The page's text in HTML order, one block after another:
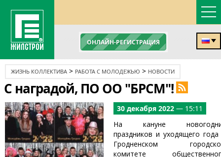
ОНЛАЙН-РЕГИСТРАЦИЯ
ЖИЗНЬ КОЛЛЕКТИВА > РАБОТА С МОЛОДЕЖЬЮ > НОВОСТИ
С наградой, ПО ОО "БРСМ"!
30 декабря 2022 — 15:11
На кануне
праздников и уходящего
Гродненском
комитете